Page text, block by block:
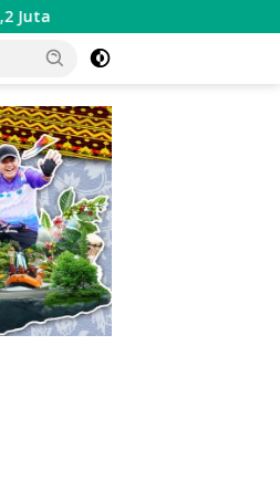
Bupati Lampung Barat Buka